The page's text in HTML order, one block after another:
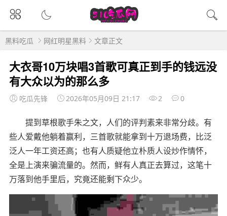
黑料吃瓜 网红明星黑料 文章正文
大衣哥10万块唱3首歌可真正到手的钱远没
有大众以为的那么多
吃瓜先锋 2026年05月09日 21:17 2 0
提到草根歌手朱之文，人们的评判素来非常分歧。有
些人爱戴他躺着赢利，三首歌就能拿到十万退场费，比泛
泛人一年工资还高；也有人质疑他立朴质人设炒作情怀，
全是上演来骗流量的。然而，鲜有人真正去算过，这笔十
万落到他手里后，究竟还能剩下众少。